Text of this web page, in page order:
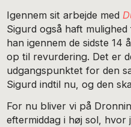
Igennem sit arbejde med
Sigurd også haft
han igennem de sidste 14
op til revurdering. Det er
udgangspunktet for den
Sigurd indtil nu, og den
For nu bliver vi på
eftermiddag i høj sol, hvor